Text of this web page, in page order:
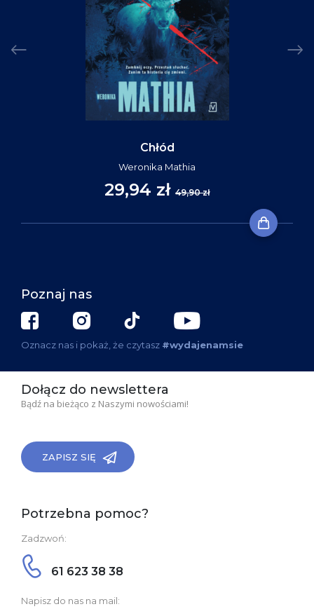
Chłód
Weronika Mathia
29,94 zł 49,90 zł
Poznaj nas
Oznacz nas i pokaż, że czytasz #wydajenamsie
Dołącz do newslettera
Bądź na bieżąco z Naszymi nowościami!
ZAPISZ SIĘ
Potrzebna pomoc?
Zadzwoń:
61 623 38 38
Napisz do nas na mail: